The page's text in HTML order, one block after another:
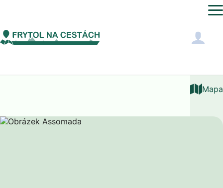
Afrika Kapverdy
Mapa